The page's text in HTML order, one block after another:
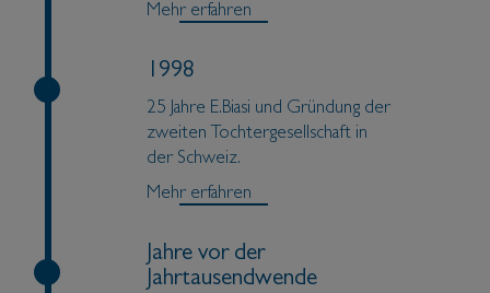
Mehr erfahren
1998
25 Jahre E.Biasi und Gründung der
zweiten Tochtergesellschaft in
der Schweiz.
Mehr erfahren
Jahre vor der
Jahrtausendwende